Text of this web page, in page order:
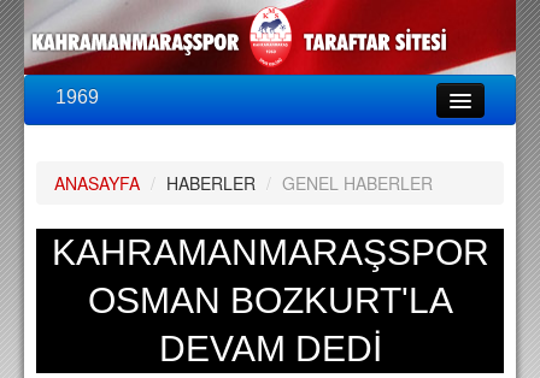
1969
PUAN DURUMU
FİKSTÜR
A TAKIM KADROSU
TEKNİK KADRO
ANASAYFA / HABERLER / GENEL HABERLER
KAHRAMANMARAŞSPOR
OSMAN BOZKURT'LA
DEVAM DEDİ